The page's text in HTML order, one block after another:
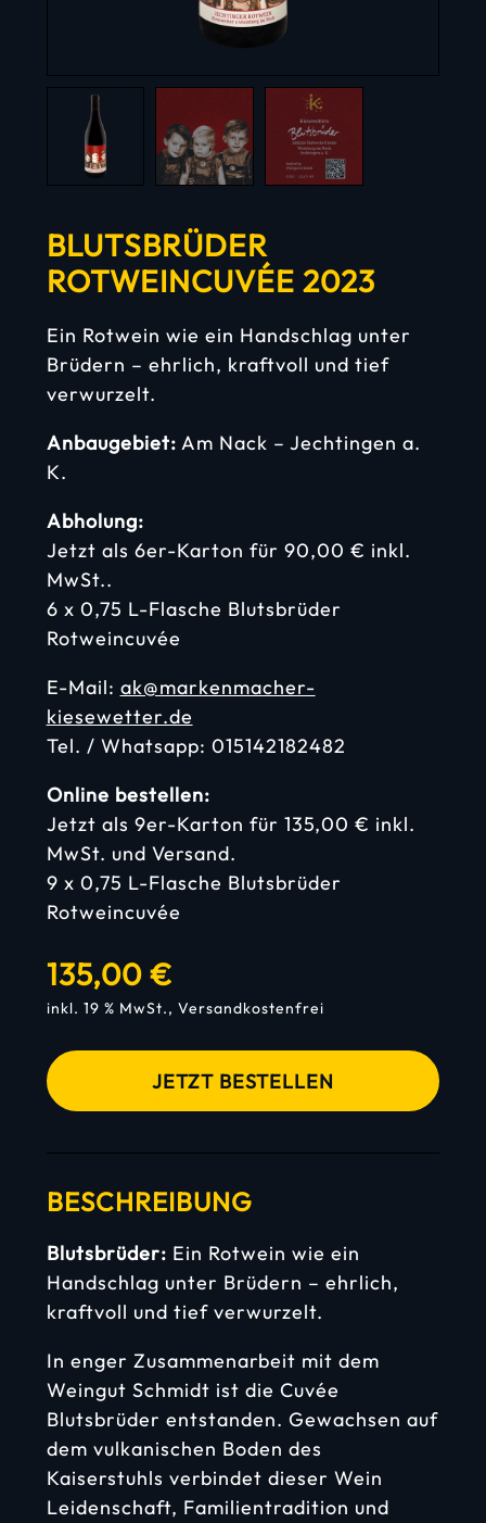
KEYSPEAKER
WEINE
ZUR STARTSEITE
BLUTSBRÜDER
ROTWEINCUVÉE 2023
Ein Rotwein wie ein Handschlag unter
Brüdern – ehrlich, kraftvoll und tief
verwurzelt.
Anbaugebiet: Am Nack – Jechtingen a.
K.
Abholung:
Jetzt als 6er-Karton für 90,00 € inkl.
MwSt..
6 x 0,75 L-Flasche Blutsbrüder
Rotweincuvée
E-Mail: ak@markenmacher-
kiesewetter.de
Tel. / Whatsapp: 015142182482
Online bestellen:
Jetzt als 9er-Karton für 135,00 € inkl.
MwSt. und Versand.
9 x 0,75 L-Flasche Blutsbrüder
Rotweincuvée
135,00 €
inkl. 19 % MwSt., Versandkostenfrei
JETZT BESTELLEN
BESCHREIBUNG
Blutsbrüder: Ein Rotwein wie ein
Handschlag unter Brüdern – ehrlich,
kraftvoll und tief verwurzelt.
In enger Zusammenarbeit mit dem
Weingut Schmidt ist die Cuvée
Blutsbrüder entstanden. Gewachsen auf
dem vulkanischen Boden des
Kaiserstuhls verbindet dieser Wein
Leidenschaft, Familientradition und